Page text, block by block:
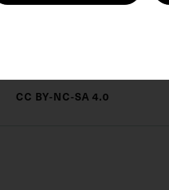
CC BY-NC-SA 4.0